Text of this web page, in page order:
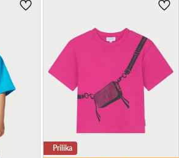
Prilika